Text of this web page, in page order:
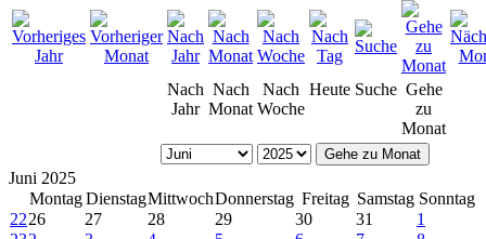
Nach
Jahr
Nach
Monat
Nach
Woche
Heute Suche Gehe
zu
Monat
Gehe zu Monat
Juni 2025
MontagDienstagMittwochDonnerstag Freitag Samstag Sonntag
2226 27 28 29 30 31
1